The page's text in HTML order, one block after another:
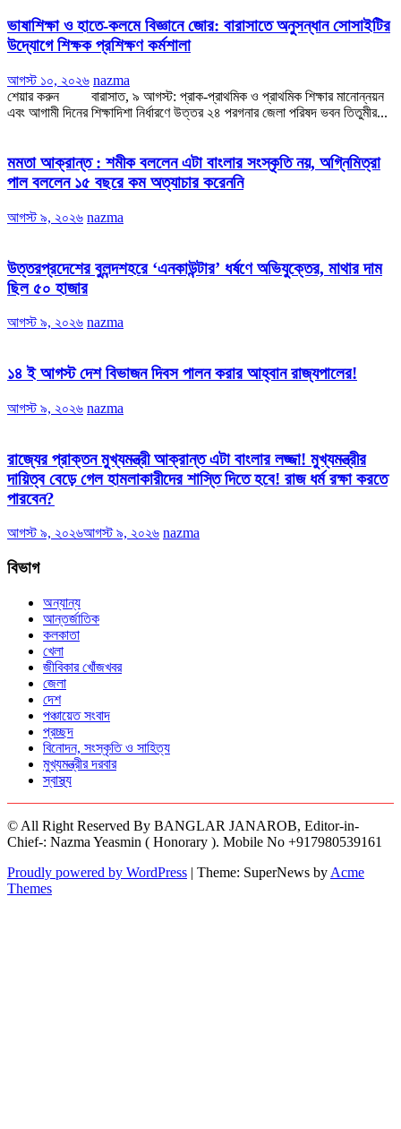
ভাষাশিক্ষা ও হাতে-কলমে বিজ্ঞানে জোর: বারাসাতে অনুসন্ধান সোসাইটির
উদ্যোগে শিক্ষক প্রশিক্ষণ কর্মশালা
আগস্ট ১০, ২০২৬ nazma
শেয়ার করুন বারাসাত, ৯ আগস্ট: প্রাক-প্রাথমিক ও প্রাথমিক শিক্ষার মানোন্নয়ন
এবং আগামী দিনের শিক্ষাদিশা নির্ধারণে উত্তর ২৪ পরগনার জেলা পরিষদ ভবন তিতুমীর...
মমতা আক্রান্ত : শমীক বললেন এটা বাংলার সংস্কৃতি নয়, অগ্নিমিত্রা
পাল বললেন ১৫ বছরে কম অত্যাচার করেননি
আগস্ট ৯, ২০২৬ nazma
উত্তরপ্রদেশের বুলন্দশহরে ‘এনকাউন্টার’ ধর্ষণে অভিযুক্তের, মাথার দাম
ছিল ৫০ হাজার
আগস্ট ৯, ২০২৬ nazma
১৪ ই আগস্ট দেশ বিভাজন দিবস পালন করার আহ্বান রাজ্যপালের!
আগস্ট ৯, ২০২৬ nazma
রাজ্যের প্রাক্তন মুখ্যমন্ত্রী আক্রান্ত এটা বাংলার লজ্জা! মুখ্যমন্ত্রীর
দায়িত্ব বেড়ে গেল হামলাকারীদের শাস্তি দিতে হবে! রাজ ধর্ম রক্ষা করতে
পারবেন?
আগস্ট ৯, ২০২৬আগস্ট ৯, ২০২৬ nazma
বিভাগ
অন্যান্য
আন্তর্জাতিক
কলকাতা
খেলা
জীবিকার খোঁজখবর
জেলা
দেশ
পঞ্চায়েত সংবাদ
প্রচ্ছদ
বিনোদন, সংস্কৃতি ও সাহিত্য
মুখ্যমন্ত্রীর দরবার
স্বাস্থ্য
© All Right Reserved By BANGLAR JANAROB, Editor-in-
Chief-: Nazma Yeasmin ( Honorary ). Mobile No +917980539161
Proudly powered by WordPress | Theme: SuperNews by Acme
Themes